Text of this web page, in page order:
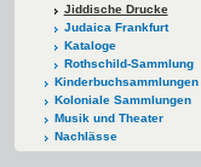
Jiddische Drucke
Judaica Frankfurt
Kataloge
Rothschild-Sammlung
Kinderbuchsammlungen
Koloniale Sammlungen
Musik und Theater
Nachlässe